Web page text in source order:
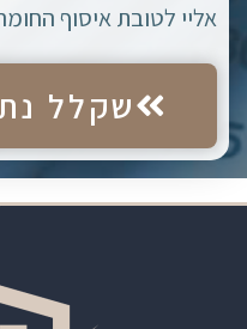
אליי לטובת איסוף
שקלל